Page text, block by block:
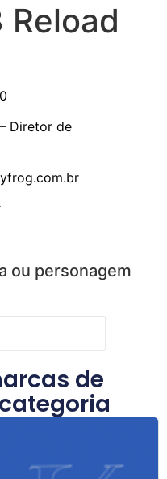
Reload
Diretor de
ou personagem
de